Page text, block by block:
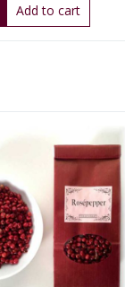
Add to cart